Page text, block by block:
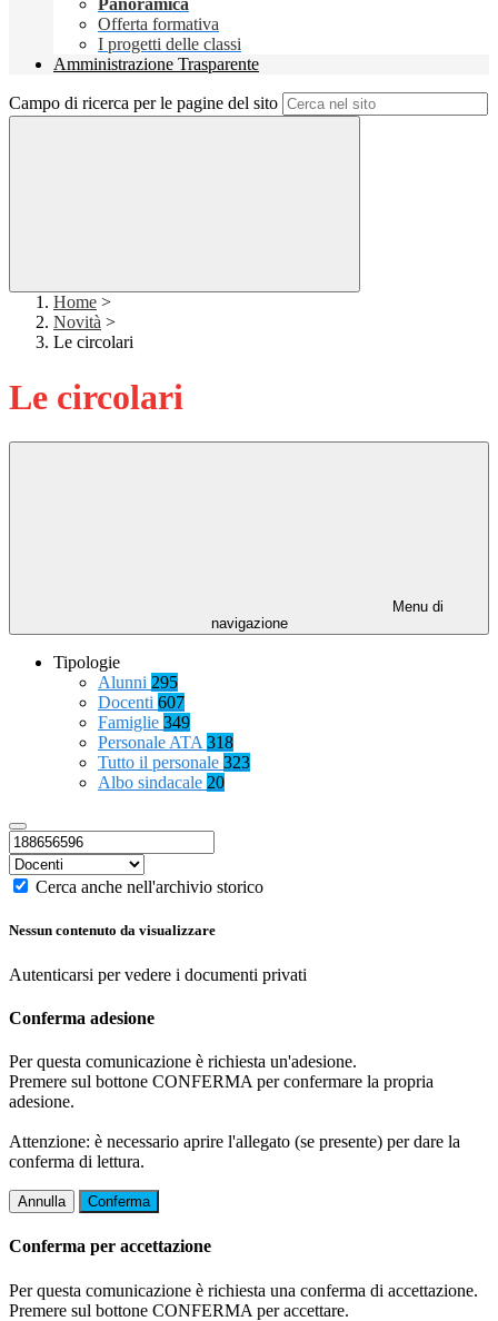
Panoramica
Offerta formativa
I progetti delle classi
Amministrazione Trasparente
Campo di ricerca per le pagine del sito
Home >
Novità >
Le circolari
Le circolari
Menu di
navigazione
Tipologie
Alunni 295
Docenti 607
Famiglie 349
Personale ATA 318
Tutto il personale 323
Albo sindacale 20
Cerca anche nell'archivio storico
Nessun contenuto da visualizzare
Autenticarsi per vedere i documenti privati
Conferma adesione
Per questa comunicazione è richiesta un'adesione.
Premere sul bottone CONFERMA per confermare la propria
adesione.
Attenzione: è necessario aprire l'allegato (se presente) per dare la
conferma di lettura.
Annulla Conferma
Conferma per accettazione
Per questa comunicazione è richiesta una conferma di accettazione.
Premere sul bottone CONFERMA per accettare.